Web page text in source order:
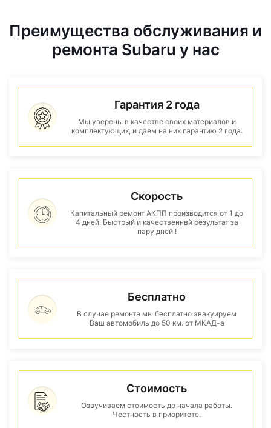
Преимущества обслуживания и
ремонта Subaru у нас
Гарантия 2 года
Мы уверены в качестве своих материалов и
комплектующих, и даем на них гарантию 2 года.
Скорость
Капитальный ремонт АКПП производится от 1 до
4 дней. Быстрый и качественнвй результат за
пару дней !
Бесплатно
В случае ремонта мы бесплатно эвакуируем
Ваш автомобиль до 50 км. от МКАД-а
Стоимость
Озвучиваем стоимость до начала работы.
Честность в приоритете.